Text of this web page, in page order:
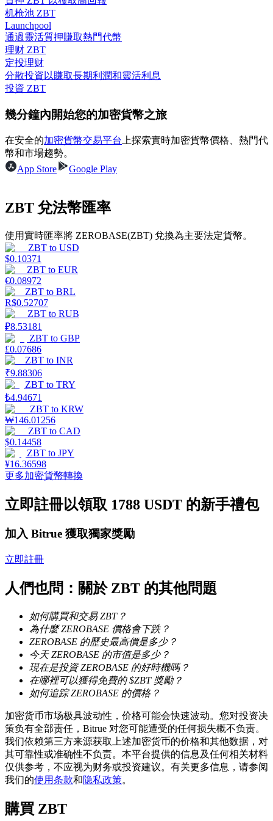
合約指南
合約功能使用指南
交易策略
學習如何保持盈利
理財
增值寶
機槍池
一鍵質押鎖定高收益
Launchpool
活期質押獲得熱門資產
机枪池 ZBT
Launchpool
通過靈活質押賺取熱門代幣
理财 ZBT
定投理财
分散投資以賺取長期利潤和靈活利息
投資 ZBT
幾分鐘內開始您的加密貨幣之旅
在安全的加密貨幣交易平台 上探索實時加密貨幣價格、熱門代
幣和市場趨勢。
App Store
Google Play
ZBT 兌法幣匯率
使用實時匯率將 ZEROBASE(ZBT) 兌換為主要法定貨幣。
ZBT to USD
$0.10371
ZBT to EUR
€0.08972
ZBT to BRL
R$0.52707
ZBT to RUB
₽8.53181
ZBT to GBP
£0.07686
ZBT to INR
₹9.88306
ZBT to TRY
₺4.94671
ZBT to KRW
₩146.01256
ZBT to CAD
$0.14458
ZBT to JPY
¥16.36598
更多加密貨幣轉換
立即註冊以領取 1788 USDT 的新手禮包
加入 Bitrue 獲取獨家獎勵
立即註冊
人們也問：關於 ZBT 的其他問題
如何購買和交易 ZBT？
為什麼 ZEROBASE 價格會下跌？
ZEROBASE 的歷史最高價是多少？
今天 ZEROBASE 的市值是多少？
現在是投資 ZEROBASE 的好時機嗎？
在哪裡可以獲得免費的 $ZBT 獎勵？
如何追踪 ZEROBASE 的價格？
加密货币市场极具波动性，价格可能会快速波动。您对投资决
策负有全部责任，Bitrue 对您可能遭受的任何损失概不负责。
我们依赖第三方来源获取上述加密货币的价格和其他数据，对
其可靠性或准确性不负责。本平台提供的信息及任何相关材料
仅供参考，不应视为财务或投资建议。有关更多信息，请参阅
我们的使用条款和隐私政策。
購買 ZBT